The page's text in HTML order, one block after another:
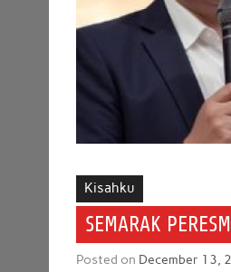
Kisahku
SEMARAK
Posted on December 13,